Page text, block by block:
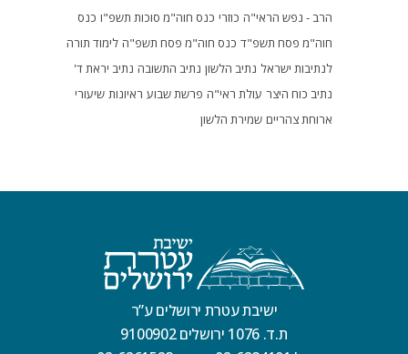
הרב - נפש הראי"ה כוזרי כנס חוה"מ סוכות תשפ"ו כנס
חוה"מ פסח תשפ"ד כנס חוה"מ פסח תשפ"ה לימוד תורה
לנתיבות ישראל נתיב הלשון נתיב התשובה נתיב יראת ד'
נתיב כוח היצר עולת ראי"ה פרשת שבוע ראיונות שיעורי
ארוחת צהריים שמירת הלשון
ישיבת עטרת ירושלים ע”ר
ת.ד. 1076 ירושלים 9100902